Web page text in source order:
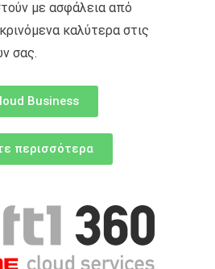
με ασφάλεια από
καλύτερα στις
σας.
Business
περισσότερα